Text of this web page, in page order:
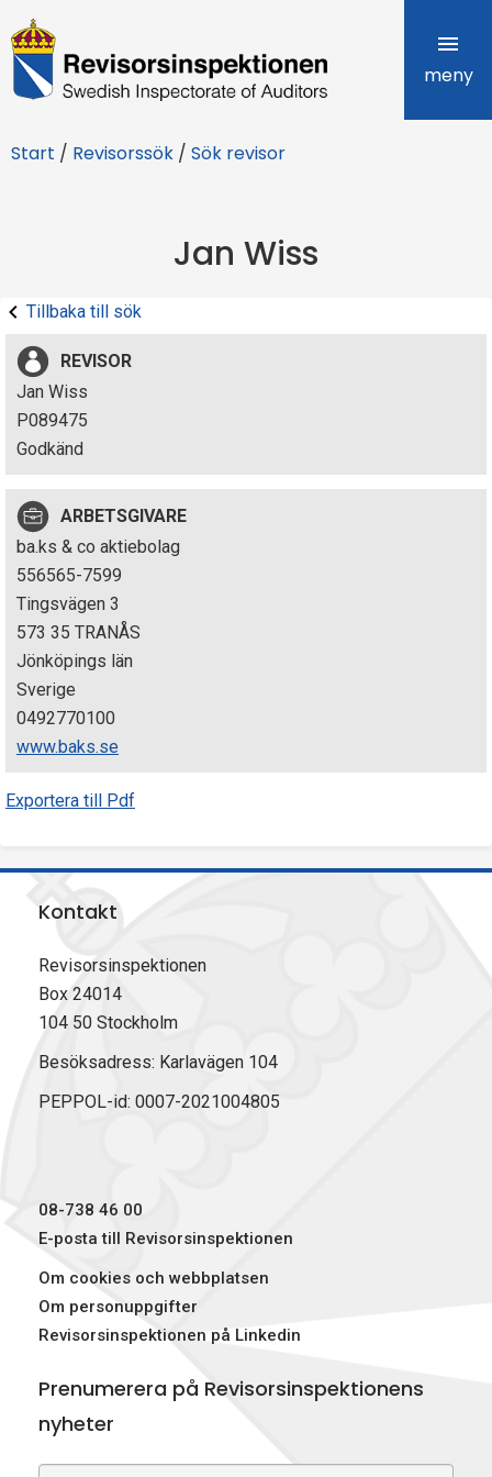
R
e
i
r
s
i
n
p
e
k
t
i
o
n
n
meny
Start / Revisorssök / Sök revisor
Jan Wiss
Tillbaka till sök
REVISOR
Jan Wiss
P089475
Godkänd
ARBETSGIVARE
ba.ks & co aktiebolag
556565-7599
Tingsvägen 3
573 35 TRANÅS
Jönköpings län
Sverige
0492770100
www.baks.se
Exportera till Pdf
Kontakt
Revisorsinspektionen
Box 24014
104 50 Stockholm
Besöksadress: Karlavägen 104
PEPPOL-id: 0007-2021004805
08-738 46 00
E-posta till Revisorsinspektionen
Om cookies och webbplatsen
Om personuppgifter
Revisorsinspektionen på Linkedin
Prenumerera på Revisorsinspektionens
nyheter